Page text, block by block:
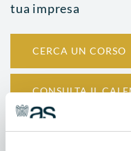
tua impresa
CERCA UN CORSO
CONSULTA IL
SCARICA IL